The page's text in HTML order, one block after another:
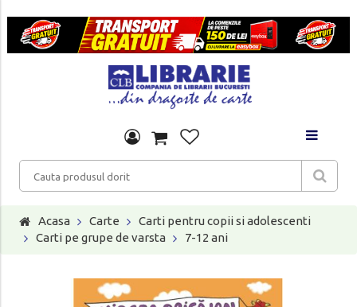
Acasa Carte
Carti pentru copii si adolescenti
Carti pe grupe de varsta
7-12 ani